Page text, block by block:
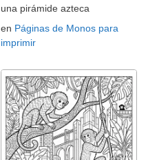
una pirámide azteca
en Páginas de Monos para
imprimir